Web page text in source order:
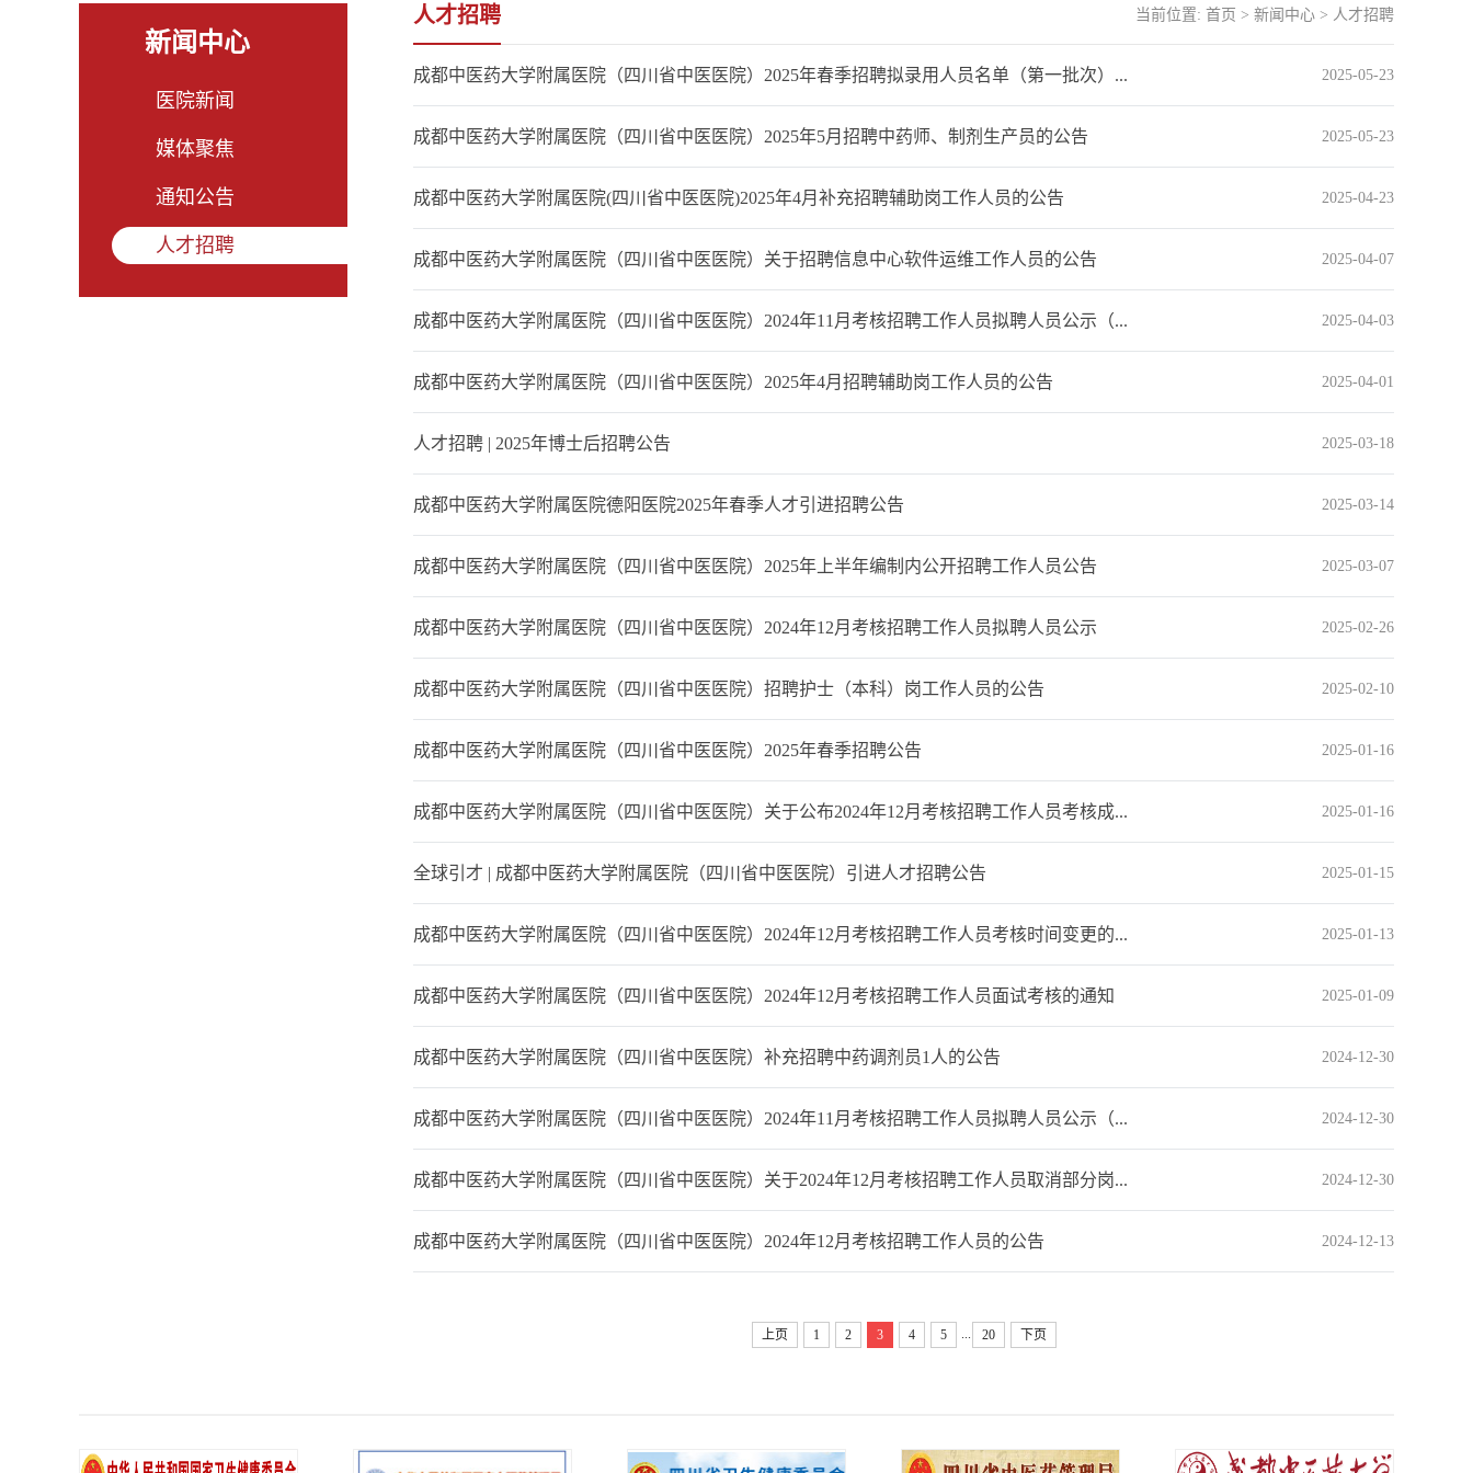
新闻中心
医院新闻
媒体聚焦
通知公告
人才招聘
人才招聘 当前位置: 首页 > 新闻中心 > 人才招聘
成都中医药大学附属医院（四川省中医医院）2025年春季招聘拟录用人员名单（第一批次）... 2025-05-23
成都中医药大学附属医院（四川省中医医院）2025年5月招聘中药师、制剂生产员的公告 2025-05-23
成都中医药大学附属医院(四川省中医医院)2025年4月补充招聘辅助岗工作人员的公告 2025-04-23
成都中医药大学附属医院（四川省中医医院）关于招聘信息中心软件运维工作人员的公告 2025-04-07
成都中医药大学附属医院（四川省中医医院）2024年11月考核招聘工作人员拟聘人员公示（... 2025-04-03
成都中医药大学附属医院（四川省中医医院）2025年4月招聘辅助岗工作人员的公告 2025-04-01
人才招聘 | 2025年博士后招聘公告 2025-03-18
成都中医药大学附属医院德阳医院2025年春季人才引进招聘公告 2025-03-14
成都中医药大学附属医院（四川省中医医院）2025年上半年编制内公开招聘工作人员公告 2025-03-07
成都中医药大学附属医院（四川省中医医院）2024年12月考核招聘工作人员拟聘人员公示 2025-02-26
成都中医药大学附属医院（四川省中医医院）招聘护士（本科）岗工作人员的公告 2025-02-10
成都中医药大学附属医院（四川省中医医院）2025年春季招聘公告 2025-01-16
成都中医药大学附属医院（四川省中医医院）关于公布2024年12月考核招聘工作人员考核成... 2025-01-16
全球引才 | 成都中医药大学附属医院（四川省中医医院）引进人才招聘公告 2025-01-15
成都中医药大学附属医院（四川省中医医院）2024年12月考核招聘工作人员考核时间变更的... 2025-01-13
成都中医药大学附属医院（四川省中医医院）2024年12月考核招聘工作人员面试考核的通知 2025-01-09
成都中医药大学附属医院（四川省中医医院）补充招聘中药调剂员1人的公告 2024-12-30
成都中医药大学附属医院（四川省中医医院）2024年11月考核招聘工作人员拟聘人员公示（... 2024-12-30
成都中医药大学附属医院（四川省中医医院）关于2024年12月考核招聘工作人员取消部分岗... 2024-12-30
成都中医药大学附属医院（四川省中医医院）2024年12月考核招聘工作人员的公告 2024-12-13
上页 1 2 3 4 5 20 下页